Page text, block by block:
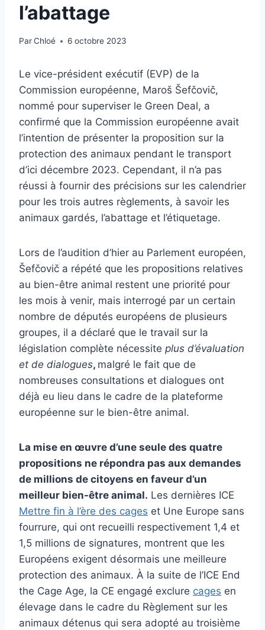
l’abattage
ParChloé 6 octobre 2023
Le vice-président exécutif (EVP) de la
Commission européenne, Maroš Šefčovič,
nommé pour superviser le Green Deal, a
confirmé que la Commission européenne avait
l’intention de présenter la proposition sur la
protection des animaux pendant le transport
d’ici décembre 2023. Cependant, il n’a pas
réussi à fournir des précisions sur les calendrier
pour les trois autres règlements, à savoir les
animaux gardés, l’abattage et l’étiquetage.
Lors de l’audition d’hier au Parlement européen,
Šefčovič a répété que les propositions relatives
au bien-être animal restent une priorité pour
les mois à venir, mais interrogé par un certain
nombre de députés européens de plusieurs
groupes, il a déclaré que le travail sur la
législation complète nécessite plus d’évaluation
et de dialogues, malgré le fait que de
nombreuses consultations et dialogues ont
déjà eu lieu dans le cadre de la plateforme
européenne sur le bien-être animal.
La mise en œuvre d’une seule des quatre
propositions ne répondra pas aux demandes
de millions de citoyens en faveur d’un
meilleur bien-être animal. Les dernières ICE
Mettre fin à l’ère des cages et Une Europe sans
fourrure, qui ont recueilli respectivement 1,4 et
1,5 millions de signatures, montrent que les
Européens exigent désormais une meilleure
protection des animaux. À la suite de l’ICE End
the Cage Age, la CE engagé exclure cages en
élevage dans le cadre du Règlement sur les
animaux détenus qui sera adopté au troisième